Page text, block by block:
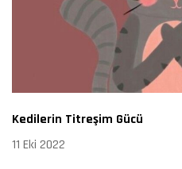
Kedilerin Titreşim Gücü
11 Eki 2022